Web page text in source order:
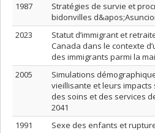
1987
Stratégies de survie et
bidonvilles
2023
Statut d’immigrant et
Canada dans le contexte
des immigrants parmi la
2005
Simulations
vieillisante et leurs
des soins et des services
2041
1991
Sexe des enfants et